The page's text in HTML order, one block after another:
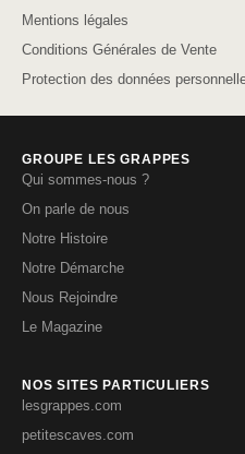
Mentions légales
Conditions Générales de Vente
Protection des données
GROUPE LES GRAPPES
Qui sommes-nous ?
On parle de nous
Notre Histoire
Notre Démarche
Nous Rejoindre
Le Magazine
NOS SITES PARTICULIERS
lesgrappes.com
petitescaves.com